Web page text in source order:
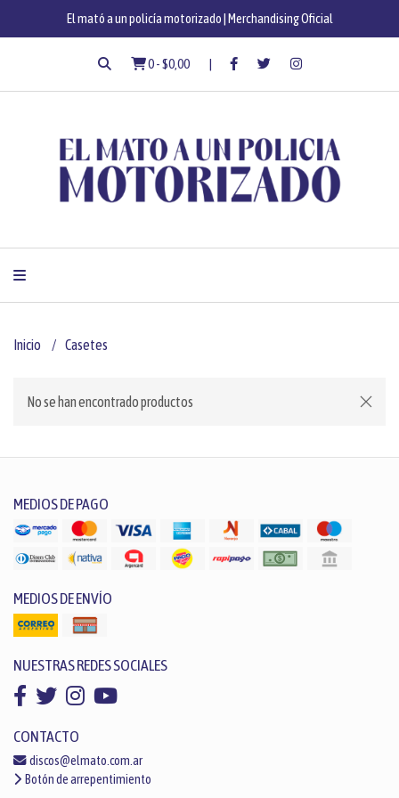
El mató a un policía motorizado | Merchandising Oficial
0 -$0,00
Inicio Casetes
No se han encontrado productos
MEDIOS DE PAGO
MEDIOS DE ENVÍO
NUESTRAS REDES SOCIALES
CONTACTO
discos@elmato.com.ar
Botón de arrepentimiento